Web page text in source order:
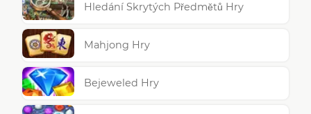
Hledání Skrytých Předmětů Hry
Mahjong Hry
Bejeweled Hry